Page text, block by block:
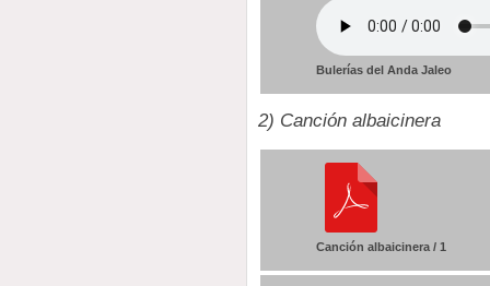
Bulerías del Anda Jaleo
2) Canción albaicinera
Canción albaicinera / 1